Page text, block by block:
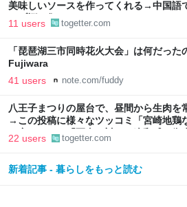
美味しいソースを作ってくれる→中国語
リプ欄に集まる
11 users togetter.com
「琵琶湖三市同時花火大会」は何だっ
Fujiwara
41 users note.com/fuddy
八王子まつりの屋台で、昼間から生肉を
→この投稿に様々なツッコミ「宮崎地鶏
ル産では？」「写真に対して違和感」衛
22 users togetter.com
新着記事 - 暮らしをもっと読む